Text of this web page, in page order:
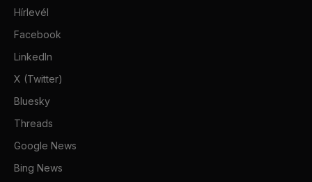
Hírlevél
Facebook
LinkedIn
X (Twitter)
Bluesky
Threads
Google News
Bing News